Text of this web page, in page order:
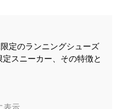
定のランニングシューズ
スニーカー、その特徴と